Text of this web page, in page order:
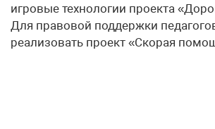
игровые технологии проекта
Для правовой поддержки
реализовать проект «Скорая